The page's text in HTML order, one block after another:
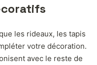
les rideaux, les tapis
votre décoration.
avec le reste de